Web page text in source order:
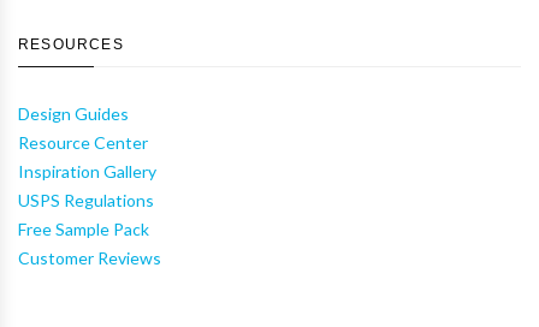
RESOURCES
Design Guides
Resource Center
Inspiration Gallery
USPS Regulations
Free Sample Pack
Customer Reviews